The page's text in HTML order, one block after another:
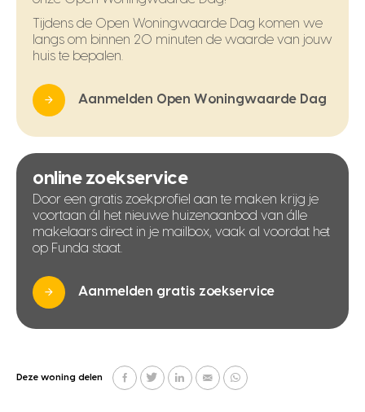
Tijdens de Open Woningwaarde Dag komen we
langs om binnen 20 minuten de waarde van jouw
huis te bepalen.
Aanmelden Open Woningwaarde Dag
online zoekservice
Door een gratis zoekprofiel aan te maken krijg je
voortaan ál het nieuwe huizenaanbod van álle
makelaars direct in je mailbox, vaak al voordat het
op Funda staat.
Aanmelden gratis zoekservice
Deze woning delen